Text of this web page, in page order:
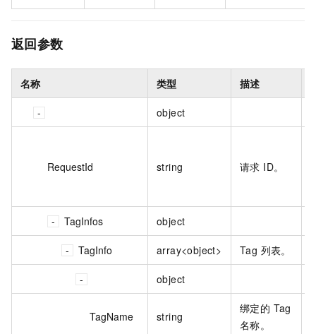
返回参数
名称 类型 描述
object
RequestId string 请求 ID。
TagInfos object
TagInfo array<object> Tag 列表。
object
TagName string
绑定的 Tag
名称。